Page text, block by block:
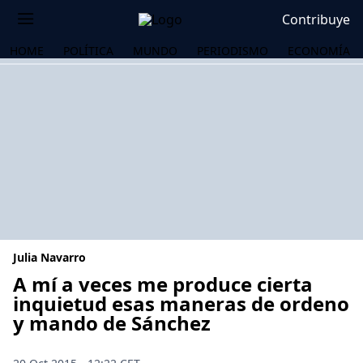
Contribuye
HOME POLÍTICA MUNDO PERIODISMO ECONOMÍA
Julia Navarro
A mí a veces me produce cierta
inquietud esas maneras de ordeno
y mando de Sánchez